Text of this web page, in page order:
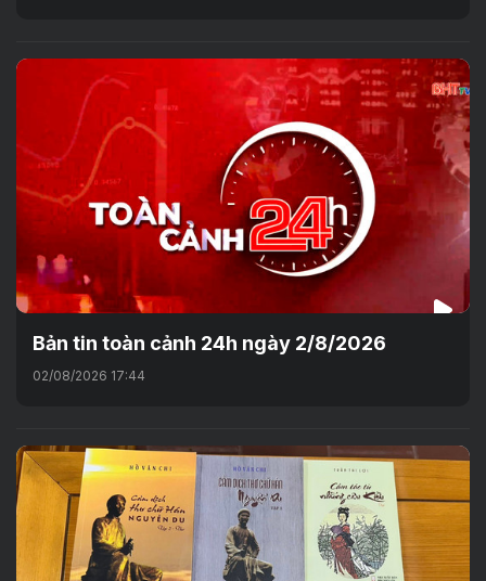
Bản tin toàn cảnh 24h ngày 2/8/2026
02/08/2026 17:44